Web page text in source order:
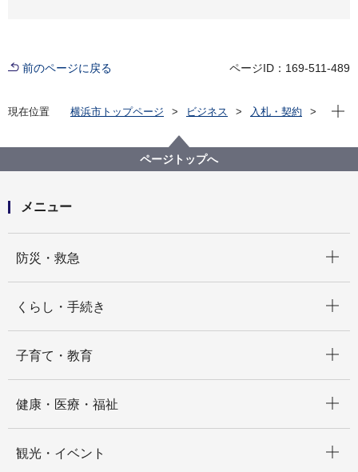
前のページに戻る ページID：169-511-489
現在位置 横浜市トップページ ビジネス
入札・契約
【終了しました】【公募型指名競争入札】障害者グル
ープホーム設立等支援業務委託
現在
ページトップへ
メニュー
防災・救急
くらし・手続き
子育て・教育
健康・医療・福祉
観光・イベント